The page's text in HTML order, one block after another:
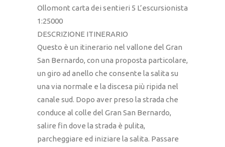
Ollomont carta dei sentieri 5 L’escursionista
1:25000
DESCRIZIONE ITINERARIO
Questo è un itinerario nel vallone del Gran
San Bernardo, con una proposta particolare,
un giro ad anello che consente la salita su
una via normale e la discesa più ripida nel
canale sud. Dopo aver preso la strada che
conduce al colle del Gran San Bernardo,
salire fin dove la strada è pulita,
parcheggiare ed iniziare la salita. Passare